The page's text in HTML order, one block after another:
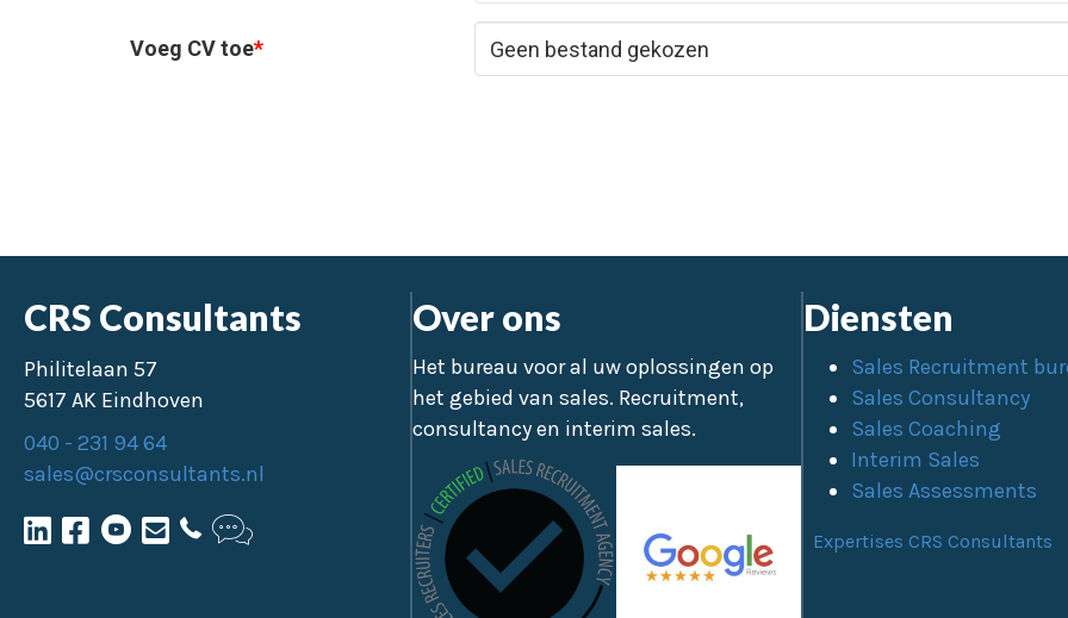
Voeg CV toe* Geen bestand gekozen
CRS Consultants
Philitelaan 57
5617 AK Eindhoven
040 - 231 94 64
sales@crsconsultants.nl
facebook sales recruitment bureau
Chat
Over ons
Het bureau voor al uw oplossingen op
het gebied van sales. Recruitment,
consultancy en interim sales.
Diensten
Sales Recruitment
Sales Consultancy
Sales Coaching
Interim Sales
Sales Assessments
Expertises CRS Consultants